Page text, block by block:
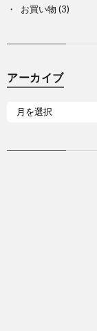
お買い物 (3)
アーカイブ